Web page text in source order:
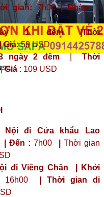
gian: 7h00| Ngày:1
1 đêm |Thời
|Giá:59 USD
ngày 2 đêm
Thời
|Giá : 109 USD
đi Cửa khẩu Lao
Đến : 7h00
Thời gian
đi Viêng Chăn | Khởi
16h00 | Thời gian di